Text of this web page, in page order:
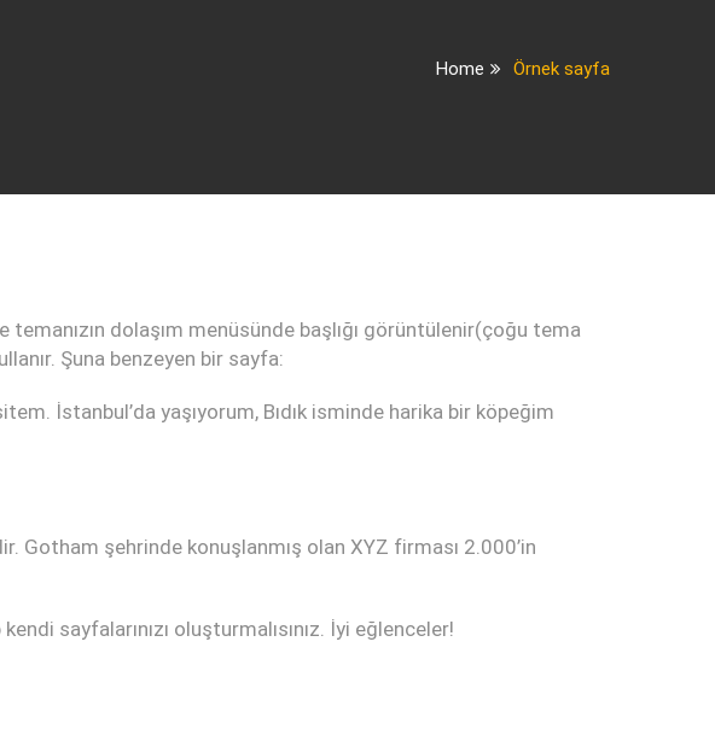
Home Örnek sayfa
temanızın dolaşım menüsünde başlığı görüntülenir(çoğu tema
Şuna benzeyen bir sayfa:
İstanbul’da yaşıyorum, Bıdık isminde harika bir köpeğim
Gotham şehrinde konuşlanmış olan XYZ firması 2.000’in
sayfalarınızı oluşturmalısınız. İyi eğlenceler!